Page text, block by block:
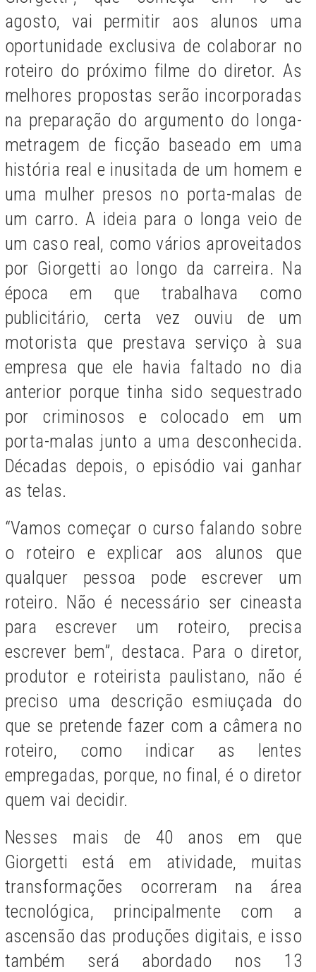
agosto, vai permitir aos alunos uma
oportunidade exclusiva de colaborar no
roteiro do próximo filme do diretor. As
melhores propostas serão incorporadas
na preparação do argumento do longa-
metragem de ficção baseado em uma
história real e inusitada de um homem e
uma mulher presos no porta-malas de
um carro. A ideia para o longa veio de
um caso real, como vários aproveitados
por Giorgetti ao longo da carreira. Na
época em que trabalhava como
publicitário, certa vez ouviu de um
motorista que prestava serviço à sua
empresa que ele havia faltado no dia
anterior porque tinha sido sequestrado
por criminosos e colocado em um
porta-malas junto a uma desconhecida.
Décadas depois, o episódio vai ganhar
as telas.
“Vamos começar o curso falando sobre
o roteiro e explicar aos alunos que
qualquer pessoa pode escrever um
roteiro. Não é necessário ser cineasta
para escrever um roteiro, precisa
escrever bem”, destaca. Para o diretor,
produtor e roteirista paulistano, não é
preciso uma descrição esmiuçada do
que se pretende fazer com a câmera no
roteiro, como indicar as lentes
empregadas, porque, no final, é o diretor
quem vai decidir.
Nesses mais de 40 anos em que
Giorgetti está em atividade, muitas
transformações ocorreram na área
tecnológica, principalmente com a
ascensão das produções digitais, e isso
também será abordado nos 13